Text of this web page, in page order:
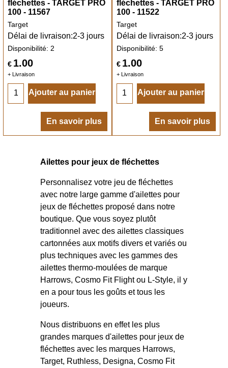
fléchettes - TARGET PRO
100 - 11567
€ 1.00
+ Livraison
Target
Délai de livraison:2-3 jours
Disponibilité: 2
Ajouter au panier
En savoir plus
fléchettes - TARGET PRO
100 - 11522
€ 1.00
+ Livraison
Target
Délai de livraison:2-3 jours
Disponibilité: 5
Ajouter au panier
En savoir plus
Ailettes pour jeux de fléchettes
Personnalisez votre jeu de fléchettes
avec notre large gamme d'ailettes pour
jeux de fléchettes proposé dans notre
boutique. Que vous soyez plutôt
traditionnel avec des ailettes classiques
cartonnées aux motifs divers et variés ou
plus techniques avec les gammes des
ailettes thermo-moulées de marque
Harrows, Cosmo Fit Flight ou L-Style, il y
en a pour tous les goûts et tous les
joueurs.
Nous distribuons en effet les plus
grandes marques d'ailettes pour jeux de
fléchettes avec les marques Harrows,
Target, Ruthless, Designa, Cosmo Fit